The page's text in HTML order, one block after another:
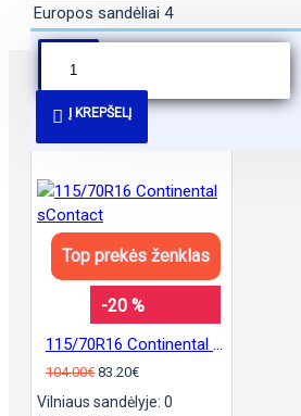
Europos sandėliai 4
Į KREPŠELĮ
PANAŠŪS PASIŪLYMAI
Top prekės ženklas
-20 %
104.00€ 83.20€
Vilniaus sandėlyje: 0